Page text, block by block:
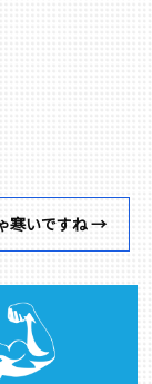
寒いですね→